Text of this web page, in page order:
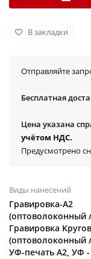
В закладки
Отправляйте
Бесплатная
Цена указана
учётом НДС.
Предусмотрено
Виды нанесений
Гравировка-А2
(оптоволоконный
Гравировка
(оптоволоконный
УФ-печать А2, УФ -